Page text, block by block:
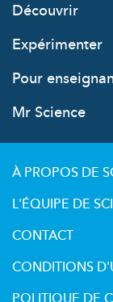
Découvrir
Expérimenter
Pour
Mr Science
À PROPOS DE
L'ÉQUIPE DE
CONTACT
CONDITIONS